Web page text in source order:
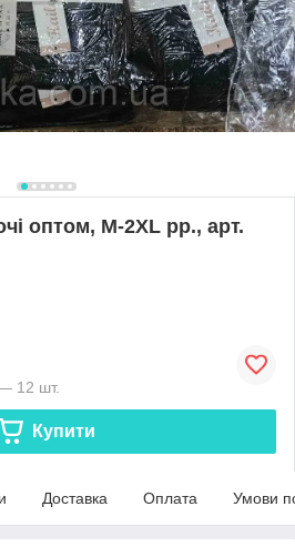
оптом, M-2XL рр., арт.
12 шт.
Купити
Доставка Оплата Умови